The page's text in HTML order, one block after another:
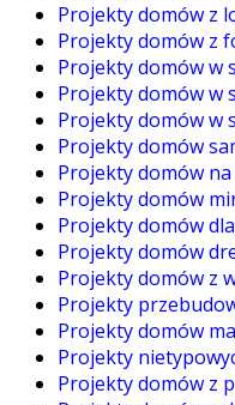
Projekty domów z
Projekty domów z
Projekty domów w
Projekty domów w
Projekty domów w
Projekty domów
Projekty domów
Projekty domów
Projekty domów dla
Projekty domów
Projekty domów z
Projekty
Projekty domów
Projekty
Projekty domów z